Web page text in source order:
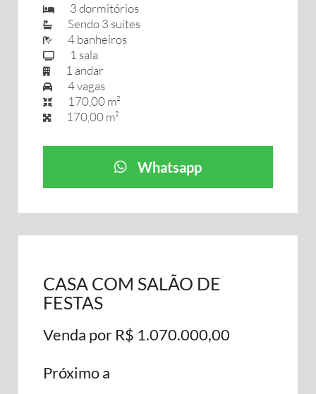
3 dormitórios
Sendo 3 suítes
4 banheiros
1 sala
1 andar
4 vagas
170,00 m²
170,00 m²
Whatsapp
CASA COM SALÃO DE
FESTAS
Venda por R$ 1.070.000,00
Próximo a